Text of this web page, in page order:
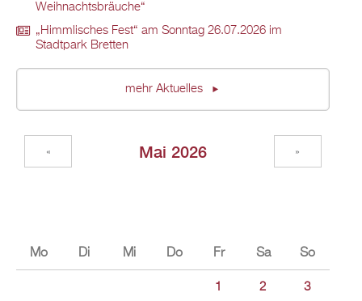
Weihnachtsbräuche“
„Himmlisches Fest“ am Sonntag 26.07.2026 im
Stadtpark Bretten
mehr Aktuelles
Mai 2026
« »
Mo Di Mi Do Fr Sa So
1 2 3